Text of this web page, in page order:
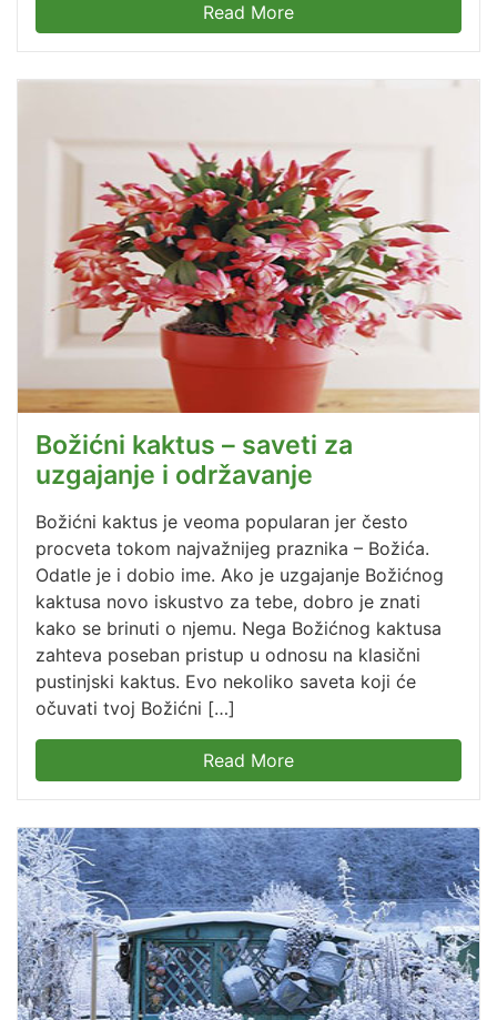
Read More
Božićni kaktus – saveti za
uzgajanje i održavanje
Božićni kaktus je veoma popularan jer često
procveta tokom najvažnijeg praznika – Božića.
Odatle je i dobio ime. Ako je uzgajanje Božićnog
kaktusa novo iskustvo za tebe, dobro je znati
kako se brinuti o njemu. Nega Božićnog kaktusa
zahteva poseban pristup u odnosu na klasični
pustinjski kaktus. Evo nekoliko saveta koji će
očuvati tvoj Božićni […]
Read More